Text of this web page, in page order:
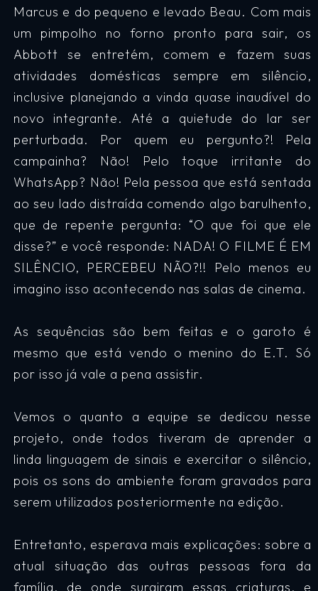
Marcus e do pequeno e levado Beau. Com mais
um pimpolho no forno pronto para sair, os
Abbott se entretém, comem e fazem suas
atividades domésticas sempre em silêncio,
inclusive planejando a vinda quase inaudível do
novo integrante. Até a quietude do lar ser
perturbada. Por quem eu pergunto?! Pela
campainha? Não! Pelo toque irritante do
WhatsApp? Não! Pela pessoa que está sentada
ao seu lado distraída comendo algo barulhento,
que de repente pergunta: “O que foi que ele
disse?” e você responde: NADA! O FILME É EM
SILÊNCIO, PERCEBEU NÃO?!! Pelo menos eu
imagino isso acontecendo nas salas de cinema.
As sequências são bem feitas e o garoto é
mesmo que está vendo o menino do E.T. Só
por isso já vale a pena assistir.
Vemos o quanto a equipe se dedicou nesse
projeto, onde todos tiveram de aprender a
linda linguagem de sinais e exercitar o silêncio,
pois os sons do ambiente foram gravados para
serem utilizados posteriormente na edição.
Entretanto, esperava mais explicações: sobre a
atual situação das outras pessoas fora da
família, de onde surgiram essas criaturas, e